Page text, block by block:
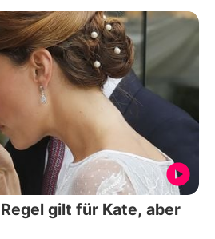
gilt für Kate, aber